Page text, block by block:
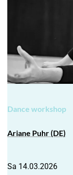
Dance workshop
Ariane Puhr (DE)
Sa 14.03.2026